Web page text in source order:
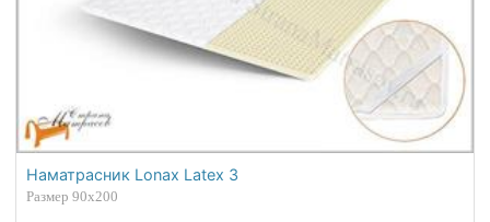
Наматрасник Lonax Latex 3
Размер 90х200